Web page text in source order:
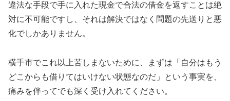
違法な手段で手に入れた現金で合法の借金を返すことは絶
対に不可能ですし、それは解決ではなく問題の先送りと悪
化でしかありません。
横手市でこれ以上苦しまないために、まずは「自分はもう
どこからも借りてはいけない状態なのだ」という事実を、
痛みを伴ってでも深く受け入れてください。